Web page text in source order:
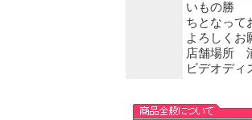
いもの勝
ちとなって
よろしくお
店舗場所
ビデオディ